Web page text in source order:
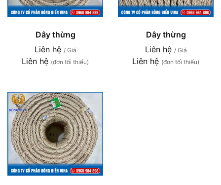
Dây thừng
Liên hệ / Giá
Liên hệ (đơn tối thiểu)
Dây thừng
Liên hệ / Giá
Liên hệ (đơn tối thiểu)